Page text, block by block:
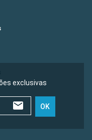
exclusivas
OK